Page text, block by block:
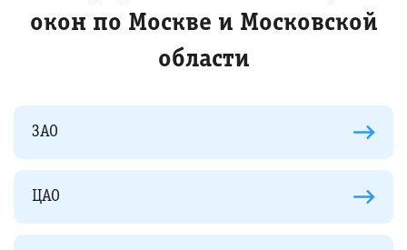
окон по Москве и Московской
области
ЗАО
ЦАО